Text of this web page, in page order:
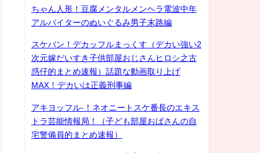
ちゃん人形！豆腐メンタルメンヘラ電波中年
アルバイターのぬいぐるみ男子末路編
スケバン！デカッフルまっくす（デカい強い2
次元嫁だいすき子供部屋おじさんヒロシ之古
惑仔的まとめ速報）話題な動画取り上げ
MAX！デカいは正義刑事編
アキヨッフル-！ネオニートスケ番長のエキス
トラ芸能情報局！（子ども部屋おばさんの自
宅警備員的まとめ速報）